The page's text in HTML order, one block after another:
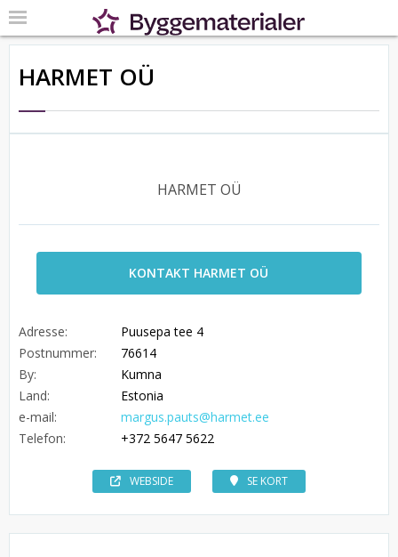
HARMET OÜ
HARMET OÜ
KONTAKT HARMET OÜ
Adresse:
Puusepa tee 4
Postnummer:
76614
By:
Kumna
Land:
Estonia
e-mail:
margus.pauts@harmet.ee
Telefon:
+372 5647 5622
WEBSIDE SE KORT